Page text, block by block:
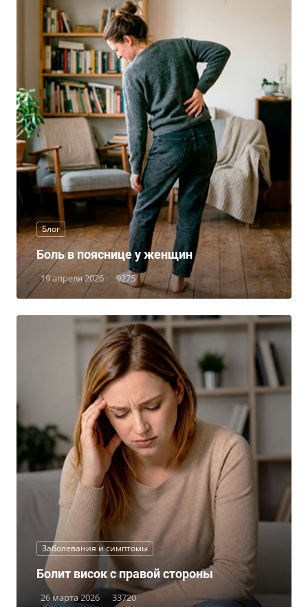
Блог
19 апреля 2026 9275
Боль в пояснице у женщин
Заболевания и симптомы
26 марта 2026 33720
Болит висок с правой стороны